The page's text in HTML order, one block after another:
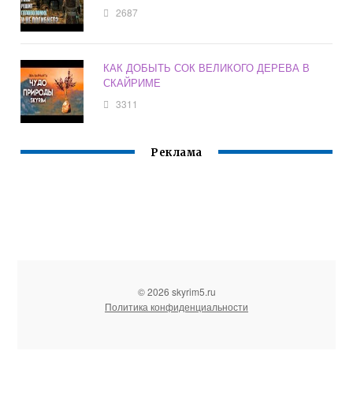
2687
КАК ДОБЫТЬ СОК ВЕЛИКОГО ДЕРЕВА В
СКАЙРИМЕ
3311
Реклама
© 2026 skyrim5.ru
Политика конфиденциальности